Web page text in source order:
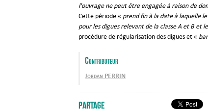
l'ouvrage ne peut être engagée à raison de
Cette période « prend fin à la date à laquelle
pour les digues relevant de la classe A et B et
procédure de régularisation des digues et «
Contributeur
Jordan PERRIN
Partage